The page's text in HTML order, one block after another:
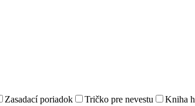
Zasadací poriadok Tričko pre nevestu
Kniha